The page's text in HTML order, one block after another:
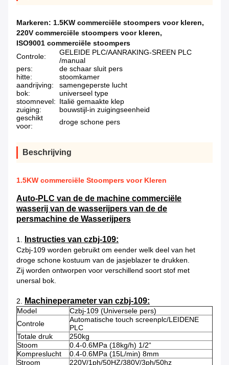
Markeren: 1.5KW commerciële stoompers voor kleren,
220V commerciële stoompers voor kleren,
ISO9001 commerciële stoompers
Controle:
GELEIDE PLC/AANRAKING-SREEN PLC
/manual
pers:
de schaar sluit pers
hitte:
stoomkamer
aandrijving:
samengeperste lucht
bok:
universeel type
stoomnevel: Italië gemaakte klep
zuiging:
bouwstijl-in zuigingseenheid
geschikt
voor:
droge schone pers
Beschrijving
1.5KW commerciële Stoompers voor Kleren
Auto-PLC van de de machine commerciële
wasserij van de wasserijpers van de de
persmachine de Wasserijpers
1. Instructies van czbj-109:
Czbj-109 worden gebruikt om eender welk deel van het
droge schone kostuum van de jasjeblazer te drukken.
Zij worden ontworpen voor verschillend soort stof met
unersal bok.
2. Machineperameter van czbj-109:
Model
Czbj-109 (Universele pers)
Controle
Automatische touch screenplc/LEIDENE
PLC
Totale druk
250kg
Stoom
0.4-0.6MPa (18kg/h) 1/2“
Kompreslucht
0.4-0.6MPa (15L/min) 8mm
Stroom
220V/1ph/50HZ/380V/3ph/50hz